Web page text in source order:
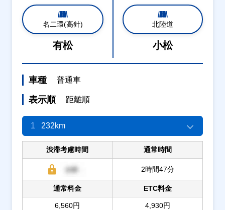
名二環(高針)
有松
北陸道
小松
車種 普通車
表示順 距離順
1 232km
渋滞考慮時間 通常時間
2時間47分
通常料金
6,560円
ETC料金
4,930円